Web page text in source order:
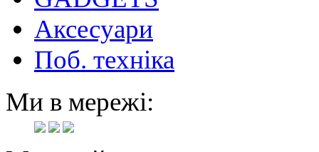
Аксесуари
Поб. техніка
Ми в мережі: